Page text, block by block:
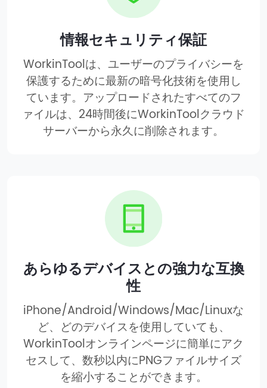
情報セキュリティ保証
WorkinToolは、ユーザーのプライバシーを
保護するために最新の暗号化技術を使用し
ています。アップロードされたすべてのフ
ァイルは、24時間後にWorkinToolクラウド
サーバーから永久に削除されます。
あらゆるデバイスとの強力な互換
性
iPhone/Android/Windows/Mac/Linuxな
ど、どのデバイスを使用していても、
WorkinToolオンラインページに簡単にアク
セスして、数秒以内にPNGファイルサイズ
を縮小することができます。